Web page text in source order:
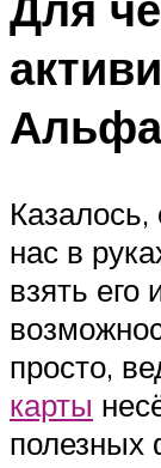
нас в
взять его
просто,
карты
полезных